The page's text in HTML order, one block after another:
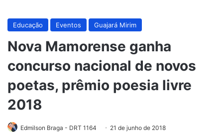
Educação Eventos Guajará Mirim
Nova Mamorense ganha
concurso nacional de novos
poetas, prêmio poesia livre
2018
Edmilson Braga - DRT 1164 21 de junho de 2018